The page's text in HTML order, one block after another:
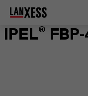
IPEL®